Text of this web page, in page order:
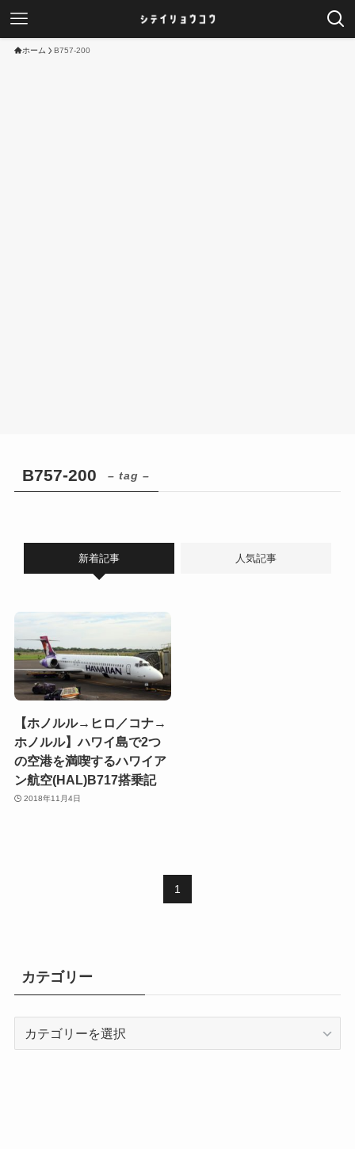
ホーム B757-200
B757-200 – tag –
新着記事 人気記事
【ホノルル→ヒロ／コナ→
ホノルル】ハワイ島で2つ
の空港を満喫するハワイア
ン航空(HAL)B717搭乗記
2018年11月4日
1
カテゴリー